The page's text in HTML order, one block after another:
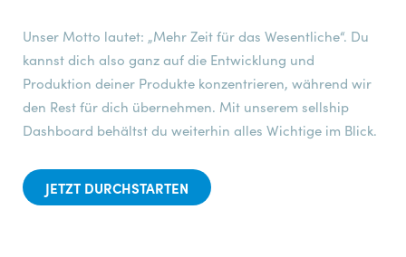
Unser Motto lautet: „Mehr Zeit für das Wesentliche“. Du
kannst dich also ganz auf die Entwicklung und
Produktion deiner Produkte konzentrieren, während wir
den Rest für dich übernehmen. Mit unserem sellship
Dashboard behältst du weiterhin alles Wichtige im Blick.
JETZT DURCHSTARTEN